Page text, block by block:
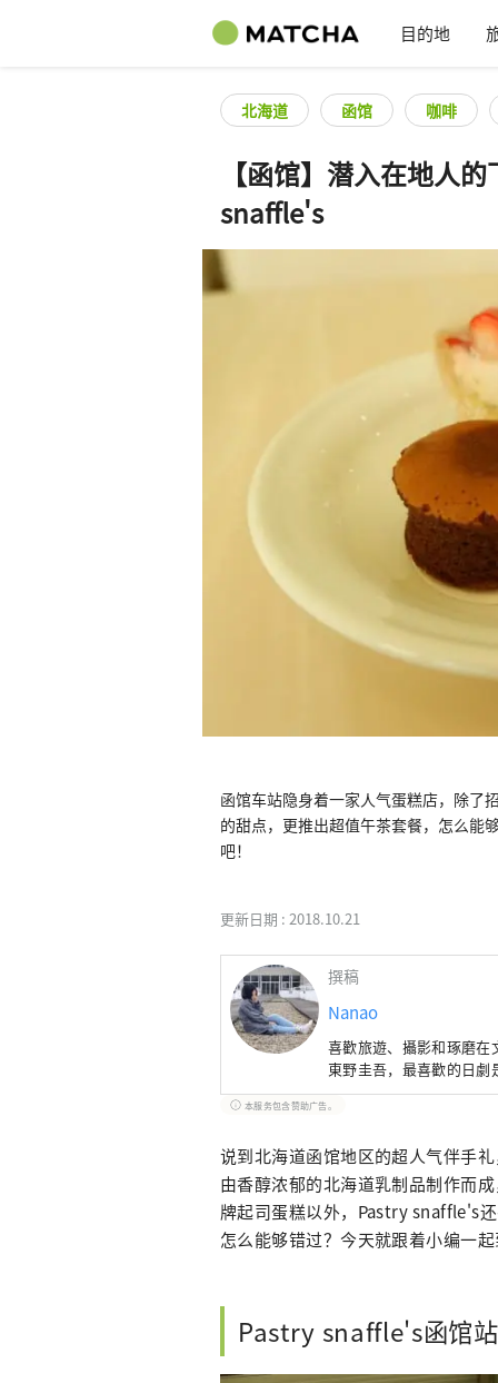
目的地
北海道 函馆 咖啡
【函馆】潜入在地人
snaffle's
函馆车站隐身着一家人气蛋糕店，除了
的甜点，更推出超值午茶套餐，怎么能
吧！
更新日期 : 2018.10.21
撰稿
Nanao
喜歡旅遊、攝影和琢磨在
東野圭吾，最喜歡的日
本服务包含赞助广告。
说到北海道函馆地区的超人气伴手
由香醇浓郁的北海道乳制品制作而
牌起司蛋糕以外，Pastry snaffle's
怎么能够错过？今天就跟着小编一
Pastry snaffle's函馆